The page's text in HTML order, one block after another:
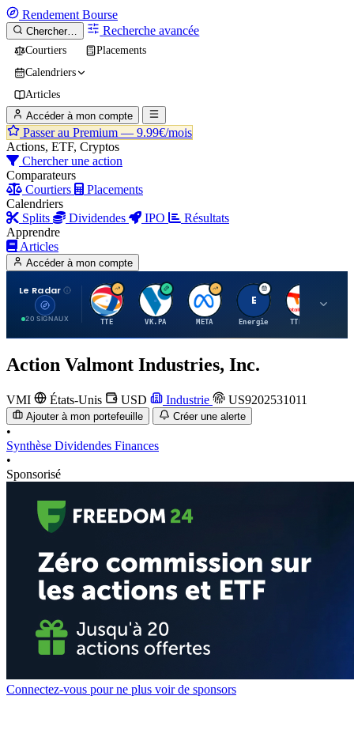
Rendement Bourse
Chercher… Recherche avancée
Courtiers
Placements
Calendriers
Articles
Accéder à mon compte
Passer au Premium — 9.99€/mois
Actions, ETF, Cryptos
Chercher une action
Comparateurs
Courtiers
Placements
Calendriers
Splits
Dividendes IPO
Résultats
Apprendre
Articles
Accéder à mon compte
Le Radar
20 SIGNAUX
T
TTE
V
VK.PA
M
META
E
Energie
T
TTE.PA
Action Valmont Industries, Inc.
VMI États-Unis USD Industrie US9202531011
Ajouter à mon portefeuille Créer une alerte
•
Synthèse Dividendes Finances
•
Sponsorisé
Connectez-vous pour ne plus voir de sponsors